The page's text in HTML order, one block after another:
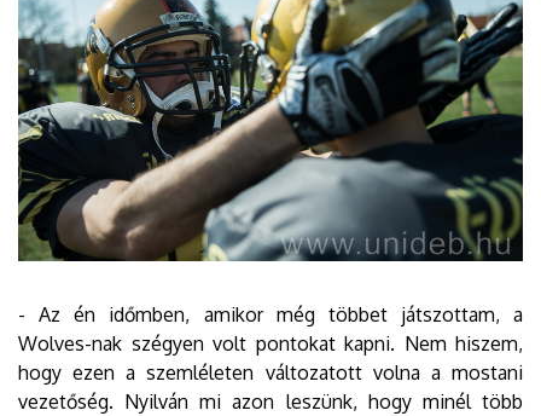
- Az én időmben, amikor még többet játszottam, a
Wolves-nak szégyen volt pontokat kapni. Nem hiszem,
hogy ezen a szemléleten változatott volna a mostani
vezetőség. Nyilván mi azon leszünk, hogy minél több